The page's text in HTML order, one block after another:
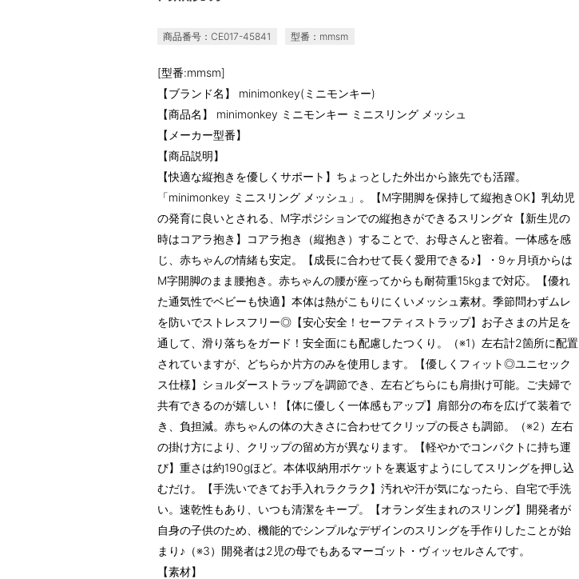
商品番号：CE017-45841 型番：mmsm
[型番:mmsm]
【ブランド名】 minimonkey(ミニモンキー)
【商品名】 minimonkey ミニモンキー ミニスリング メッシュ
【メーカー型番】
【商品説明】
【快適な縦抱きを優しくサポート】ちょっとした外出から旅先でも活躍。
「minimonkey ミニスリング メッシュ」。【M字開脚を保持して縦抱きOK】乳幼児
の発育に良いとされる、M字ポジションでの縦抱きができるスリング☆【新生児の
時はコアラ抱き】コアラ抱き（縦抱き）することで、お母さんと密着。一体感を感
じ、赤ちゃんの情緒も安定。【成長に合わせて長く愛用できる♪】・9ヶ月頃からは
M字開脚のまま腰抱き。赤ちゃんの腰が座ってからも耐荷重15kgまで対応。【優れ
た通気性でベビーも快適】本体は熱がこもりにくいメッシュ素材。季節問わずムレ
を防いでストレスフリー◎【安心安全！セーフティストラップ】お子さまの片足を
通して、滑り落ちをガード！安全面にも配慮したつくり。（※1）左右計2箇所に配置
されていますが、どちらか片方のみを使用します。【優しくフィット◎ユニセック
ス仕様】ショルダーストラップを調節でき、左右どちらにも肩掛け可能。ご夫婦で
共有できるのが嬉しい！【体に優しく一体感もアップ】肩部分の布を広げて装着で
き、負担減。赤ちゃんの体の大きさに合わせてクリップの長さも調節。（※2）左右
の掛け方により、クリップの留め方が異なります。【軽やかでコンパクトに持ち運
び】重さは約190gほど。本体収納用ポケットを裏返すようにしてスリングを押し込
むだけ。【手洗いできてお手入れラクラク】汚れや汗が気になったら、自宅で手洗
い。速乾性もあり、いつも清潔をキープ。【オランダ生まれのスリング】開発者が
自身の子供のため、機能的でシンプルなデザインのスリングを手作りしたことが始
まり♪（※3）開発者は2児の母でもあるマーゴット・ヴィッセルさんです。
【素材】